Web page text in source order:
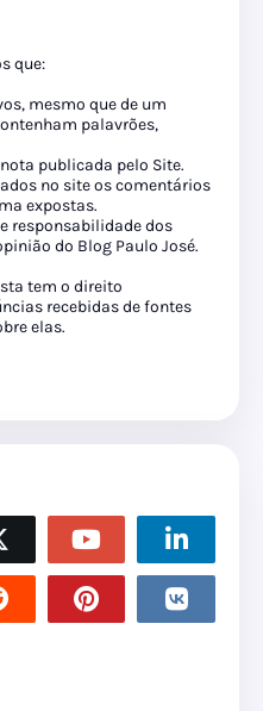
que:
mesmo que de um
palavrões,
publicada pelo Site.
no site os comentários
expostas.
responsabilidade dos
do Blog Paulo José.
tem o direito
recebidas de fontes
elas.